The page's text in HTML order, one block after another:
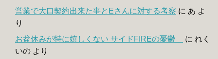
営業で大口契約出来た事とEさんに対する考察 に あ よ
り
お盆休みが特に嬉しくない サイドFIREの憂鬱
に れく
いの より